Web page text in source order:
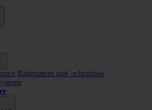
Radmuttern und -schrauben